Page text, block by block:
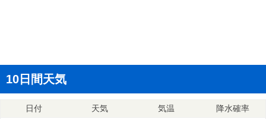
10日間天気
日付 天気 気温 降水確率